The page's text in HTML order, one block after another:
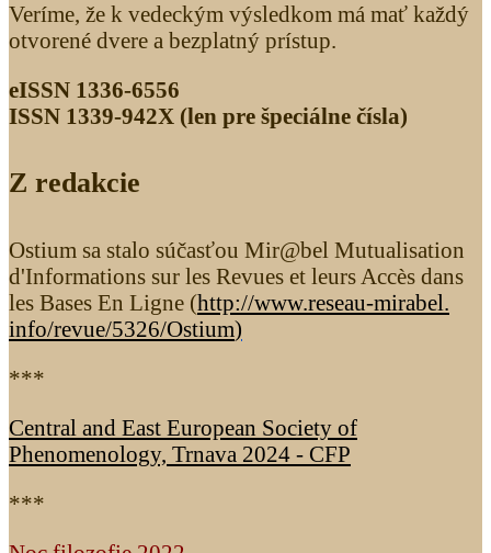
Veríme, že k vedeckým výsledkom má mať každý
otvorené dvere a bezplatný prístup.
eISSN 1336-6556
ISSN 1339­-942X (len pre špeciálne čísla)
Z redakcie
Ostium sa stalo súčasťou Mir@bel Mutualisation
d'Informations sur les Revues et leurs Accès dans
les Bases En Ligne (http://www.reseau-mirabel.
info/revue/5326/Ostium)
***
Central and East European Society of
Phenomenology, Trnava 2024 - CFP
***